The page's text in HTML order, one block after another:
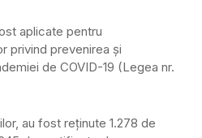
aplicate pentru
privind prevenirea şi
de COVID-19 (Legea nr.
au fost reţinute 1.278 de